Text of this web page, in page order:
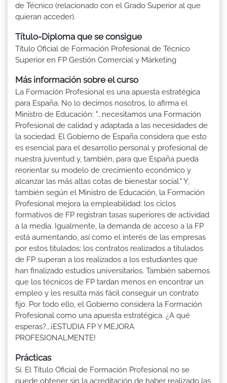
de Técnico (relacionado con el Grado Superior al que
quieran acceder).
Título-Diploma que se consigue
Título Oficial de Formación Profesional de Técnico
Superior en FP Gestión Comercial y Márketing
Más información sobre el curso
La Formación Profesional es una apuesta estratégica
para España. No lo decimos nosotros, lo afirma el
Ministro de Educación: "...necesitamos una Formación
Profesional de calidad y adaptada a las necesidades de
la sociedad. El Gobierno de España considera que esto
es esencial para el desarrollo personal y profesional de
nuestra juventud y, también, para que España pueda
reorientar su modelo de crecimiento económico y
alcanzar las más altas cotas de bienestar social." Y,
también según el Ministro de Educación, la Formación
Profesional mejora la empleabilidad: los ciclos
formativos de FP registran tasas superiores de actividad
a la media. Igualmente, la demanda de acceso a la FP
está aumentando, así como el interés de las empresas
por estos titulados: los contratos realizados a titulados
de FP superan a los realizados a los estudiantes que
han finalizado estudios universitarios. También sabemos
que los técnicos de FP tardan menos en encontrar un
empleo y les resulta más fácil conseguir un contrato
fijo. Por todo ello, el Gobierno considera la Formación
Profesional como una apuesta estratégica. ¿A qué
esperas?...¡ESTUDIA FP Y MEJORA
PROFESIONALMENTE!
Prácticas
Sí. El Título Oficial de Formación Profesional no se
puede obtener sin la acreditación de haber realizado las